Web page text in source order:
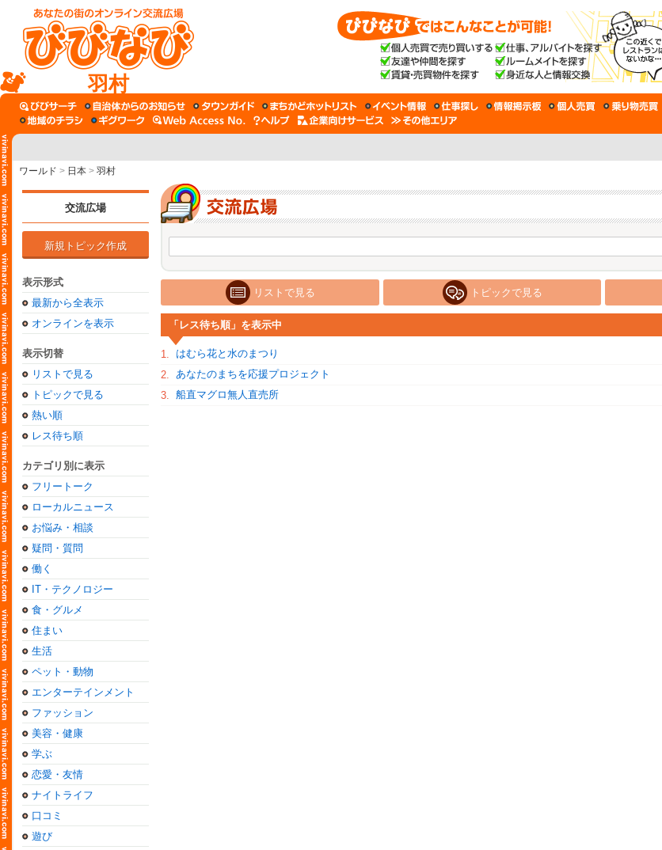
羽村
ワールド > 日本 > 羽村
交流広場
新規トピック作成
表示形式
最新から全表示
オンラインを表示
表示切替
リストで見る
トピックで見る
熱い順
レス待ち順
カテゴリ別に表示
フリートーク
ローカルニュース
お悩み・相談
疑問・質問
働く
IT・テクノロジー
食・グルメ
住まい
生活
ペット・動物
エンターテインメント
ファッション
美容・健康
学ぶ
恋愛・友情
ナイトライフ
口コミ
遊び
リストで見る トピックで見る
「レス待ち順」を表示中
1. はむら花と水のまつり
2. あなたのまちを応援プロジェクト
3. 船直マグロ無人直売所